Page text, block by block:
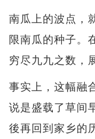
南瓜上的波点，
限南瓜的种子。
穷尽九九之数，
事实上，这幅融
说是盛载了草间
後再回到家乡的